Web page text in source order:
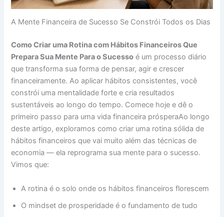
A Mente Financeira de Sucesso Se Constrói Todos os Dias
Como Criar uma Rotina com Hábitos Financeiros Que
Prepara Sua Mente Para o Sucesso é um processo diário
que transforma sua forma de pensar, agir e crescer
financeiramente. Ao aplicar hábitos consistentes, você
constrói uma mentalidade forte e cria resultados
sustentáveis ao longo do tempo. Comece hoje e dê o
primeiro passo para uma vida financeira prósperaAo longo
deste artigo, exploramos como criar uma rotina sólida de
hábitos financeiros que vai muito além das técnicas de
economia — ela reprograma sua mente para o sucesso.
Vimos que:
A rotina é o solo onde os hábitos financeiros florescem
O mindset de prosperidade é o fundamento de tudo